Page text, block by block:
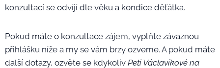
konzultací se odvíjí dle věku a kondice děťátka.
Pokud máte o konzultace zájem, vyplňte závaznou
přihlášku níže a my se vám brzy ozveme. A pokud máte
další dotazy, ozvěte se kdykoliv Peti Václavíkové na